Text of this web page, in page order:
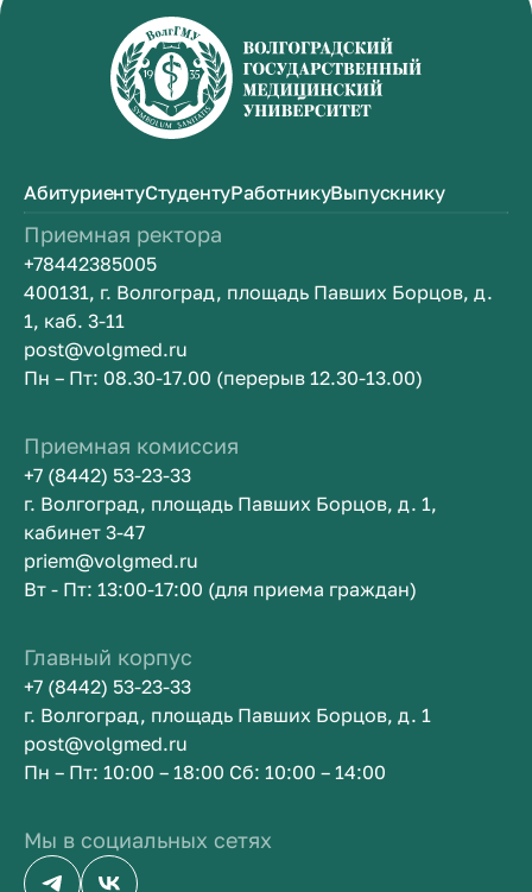
АбитуриентуСтудентуРаботникуВыпускнику
Мы в социальных сетях
Приемная ректора
+78442385005
400131, г. Волгоград, площадь Павших Борцов, д.
1, каб. 3-11
post@volgmed.ru
Пн – Пт: 08.30-17.00 (перерыв 12.30-13.00)
Приемная комиссия
+7 (8442) 53-23-33
г. Волгоград, площадь Павших Борцов, д. 1,
кабинет 3-47
priem@volgmed.ru
Вт - Пт: 13:00-17:00 (для приема граждан)
Главный корпус
+7 (8442) 53-23-33
г. Волгоград, площадь Павших Борцов, д. 1
post@volgmed.ru
Пн – Пт: 10:00 – 18:00 Сб: 10:00 – 14:00